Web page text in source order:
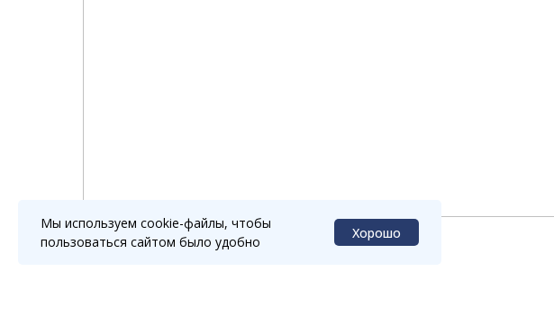
Мы используем cookie-файлы, чтобы
пользоваться сайтом было удобно
Хорошо